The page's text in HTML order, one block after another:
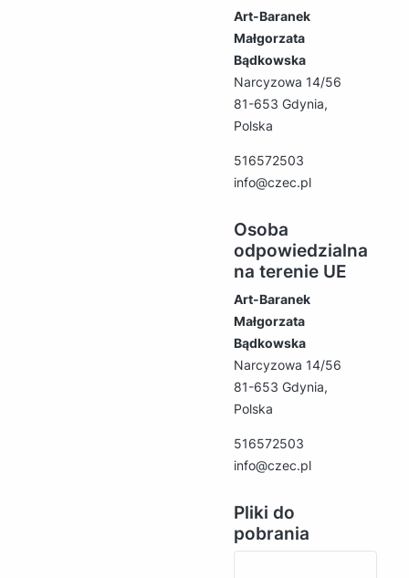
Art-Baranek
Małgorzata
Bądkowska
Narcyzowa 14/56
81-653 Gdynia,
Polska
516572503
info@czec.pl
Osoba
odpowiedzialna
na terenie UE
Art-Baranek
Małgorzata
Bądkowska
Narcyzowa 14/56
81-653 Gdynia,
Polska
516572503
info@czec.pl
Pliki do
pobrania